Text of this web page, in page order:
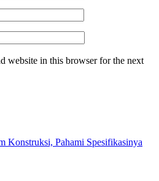
website in this browser for the next
Konstruksi, Pahami Spesifikasinya